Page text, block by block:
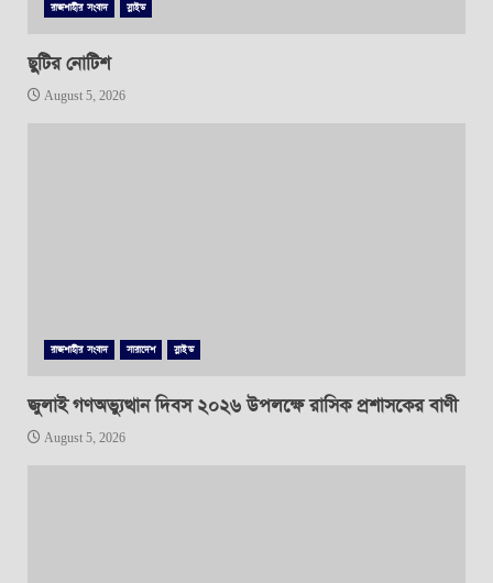
রাজশাহীর সংবাদ স্লাইড
ছুটির নোটিশ
August 5, 2026
রাজশাহীর সংবাদ সারাদেশ স্লাইড
জুলাই গণঅভ্যুত্থান দিবস ২০২৬ উপলক্ষে রাসিক প্রশাসকের বাণী
August 5, 2026